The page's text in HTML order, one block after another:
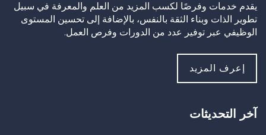
يقدم خدمات وفرصًا لكسب المزيد من العلم والمعرفة في سبيل
تطوير الذات وبناء الثقة بالنفس، بالإضافة إلى تحسين المستوى
الوظيفي عبر توفير عدد من الدورات وفرص العمل.
إعرف المزيد
آخر التحديثات